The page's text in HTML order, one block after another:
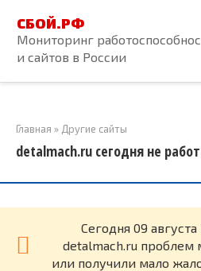
контенту
СБОЙ.РФ
Мониторинг
и сайтов в России
Главная » Другие сайты
detalmach.ru сегодня не
Cегодня 09
detalmach.ru
или получили мало